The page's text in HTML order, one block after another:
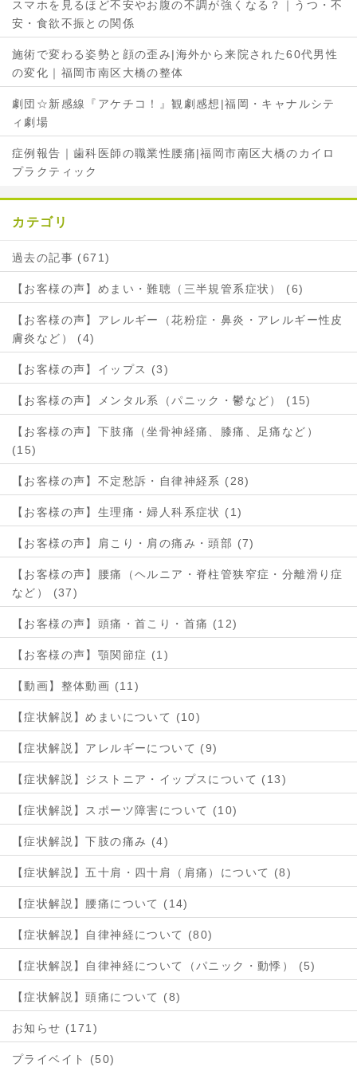
スマホを見るほど不安やお腹の不調が強くなる？｜うつ・不
安・食欲不振との関係
施術で変わる姿勢と顔の歪み|海外から来院された60代男性
の変化｜福岡市南区大橋の整体
劇団☆新感線『アケチコ！』観劇感想|福岡・キャナルシテ
ィ劇場
症例報告｜歯科医師の職業性腰痛|福岡市南区大橋のカイロ
プラクティック
カテゴリ
過去の記事 (671)
【お客様の声】めまい・難聴（三半規管系症状） (6)
【お客様の声】アレルギー（花粉症・鼻炎・アレルギー性皮
膚炎など） (4)
【お客様の声】イップス (3)
【お客様の声】メンタル系（パニック・鬱など） (15)
【お客様の声】下肢痛（坐骨神経痛、膝痛、足痛など）
(15)
【お客様の声】不定愁訴・自律神経系 (28)
【お客様の声】生理痛・婦人科系症状 (1)
【お客様の声】肩こり・肩の痛み・頭部 (7)
【お客様の声】腰痛（ヘルニア・脊柱管狭窄症・分離滑り症
など） (37)
【お客様の声】頭痛・首こり・首痛 (12)
【お客様の声】顎関節症 (1)
【動画】整体動画 (11)
【症状解説】めまいについて (10)
【症状解説】アレルギーについて (9)
【症状解説】ジストニア・イップスについて (13)
【症状解説】スポーツ障害について (10)
【症状解説】下肢の痛み (4)
【症状解説】五十肩・四十肩（肩痛）について (8)
【症状解説】腰痛について (14)
【症状解説】自律神経について (80)
【症状解説】自律神経について（パニック・動悸） (5)
【症状解説】頭痛について (8)
お知らせ (171)
プライベイト (50)